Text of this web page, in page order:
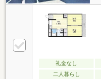
礼金なし
二人暮らし